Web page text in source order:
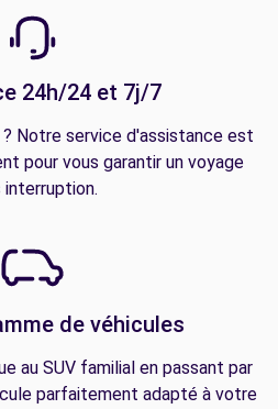
24h/24 et 7j/7
Notre service d'assistance est
pour vous garantir un voyage
interruption.
de véhicules
au SUV familial en passant par
parfaitement adapté à votre